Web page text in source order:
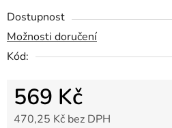
Dostupnost
Možnosti doručení
Kód:
569 Kč
470,25 Kč bez DPH